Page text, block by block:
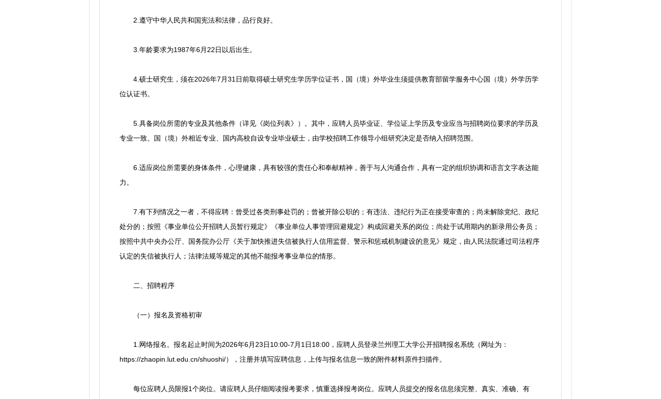
2.遵守中华人民共和国宪法和法律，品行良好。
3.年龄要求为1987年6月22日以后出生。
4.硕士研究生，须在2026年7月31日前取得硕士研究生学历学位证书，国（境）外毕业生须提供教育部留学服务中心国（境）外学历学
位认证书。
5.具备岗位所需的专业及其他条件（详见《岗位列表》）。其中，应聘人员毕业证、学位证上学历及专业应当与招聘岗位要求的学历及
专业一致。国（境）外相近专业、国内高校自设专业毕业硕士，由学校招聘工作领导小组研究决定是否纳入招聘范围。
6.适应岗位所需要的身体条件，心理健康，具有较强的责任心和奉献精神，善于与人沟通合作，具有一定的组织协调和语言文字表达能
力。
7.有下列情况之一者，不得应聘：曾受过各类刑事处罚的；曾被开除公职的；有违法、违纪行为正在接受审查的；尚未解除党纪、政纪
处分的；按照《事业单位公开招聘人员暂行规定》《事业单位人事管理回避规定》构成回避关系的岗位；尚处于试用期内的新录用公务员；
按照中共中央办公厅、国务院办公厅《关于加快推进失信被执行人信用监督、警示和惩戒机制建设的意见》规定，由人民法院通过司法程序
认定的失信被执行人；法律法规等规定的其他不能报考事业单位的情形。
二、招聘程序
（一）报名及资格初审
1.网络报名。报名起止时间为2026年6月23日10:00-7月1日18:00，应聘人员登录兰州理工大学公开招聘报名系统（网址为：
https://zhaopin.lut.edu.cn/shuoshi/），注册并填写应聘信息，上传与报名信息一致的附件材料原件扫描件。
每位应聘人员限报1个岗位。请应聘人员仔细阅读报考要求，慎重选择报考岗位。应聘人员提交的报名信息须完整、真实、准确、有